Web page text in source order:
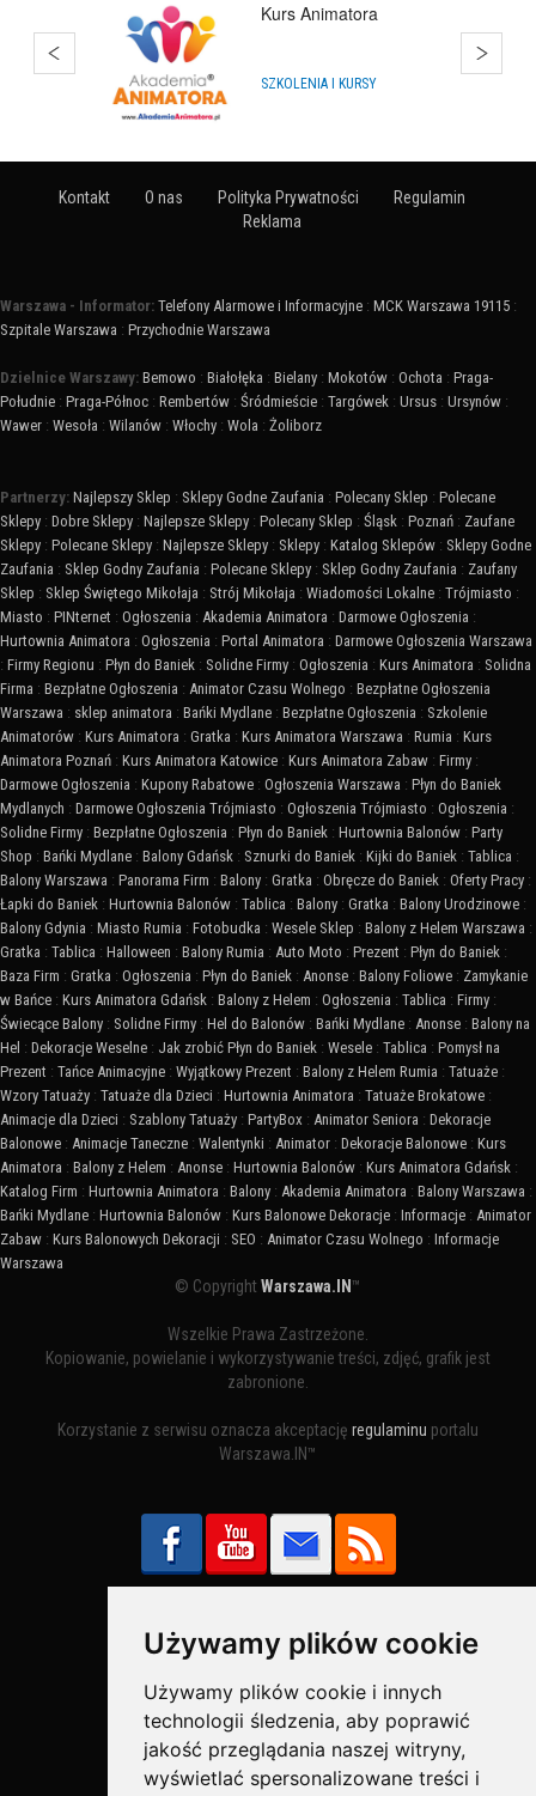
Używamy plików cookie
Używamy plików cookie i innych
technologii śledzenia, aby poprawić
jakość przeglądania naszej witryny,
wyświetlać spersonalizowane treści i
Kurs Animatora
SZKOLENIA I KURSY
Kontakt O nas Polityka Prywatności
Regulamin
Reklama
Warszawa - Informator: Telefony Alarmowe i Informacyjne : MCK Warszawa 19115 :
Szpitale Warszawa : Przychodnie Warszawa
Dzielnice Warszawy: Bemowo : Białołęka : Bielany : Mokotów : Ochota : Praga-
Południe : Praga-Północ : Rembertów : Śródmieście : Targówek : Ursus : Ursynów :
Wawer : Wesoła : Wilanów : Włochy : Wola : Żoliborz
Partnerzy: Najlepszy Sklep : Sklepy Godne Zaufania : Polecany Sklep : Polecane
Sklepy : Dobre Sklepy : Najlepsze Sklepy : Polecany Sklep : Śląsk : Poznań : Zaufane
Sklepy : Polecane Sklepy : Najlepsze Sklepy : Sklepy : Katalog Sklepów : Sklepy Godne
Zaufania : Sklep Godny Zaufania : Polecane Sklepy : Sklep Godny Zaufania : Zaufany
Sklep : Sklep Świętego Mikołaja : Strój Mikołaja : Wiadomości Lokalne : Trójmiasto :
Miasto : PINternet : Ogłoszenia : Akademia Animatora : Darmowe Ogłoszenia :
Hurtownia Animatora : Ogłoszenia : Portal Animatora : Darmowe Ogłoszenia Warszawa
: Firmy Regionu : Płyn do Baniek : Solidne Firmy : Ogłoszenia : Kurs Animatora : Solidna
Firma : Bezpłatne Ogłoszenia : Animator Czasu Wolnego : Bezpłatne Ogłoszenia
Warszawa : sklep animatora : Bańki Mydlane : Bezpłatne Ogłoszenia : Szkolenie
Animatorów : Kurs Animatora : Gratka : Kurs Animatora Warszawa : Rumia : Kurs
Animatora Poznań : Kurs Animatora Katowice : Kurs Animatora Zabaw : Firmy :
Darmowe Ogłoszenia : Kupony Rabatowe : Ogłoszenia Warszawa : Płyn do Baniek
Mydlanych : Darmowe Ogłoszenia Trójmiasto : Ogłoszenia Trójmiasto : Ogłoszenia :
Solidne Firmy : Bezpłatne Ogłoszenia : Płyn do Baniek : Hurtownia Balonów : Party
Shop : Bańki Mydlane : Balony Gdańsk : Sznurki do Baniek : Kijki do Baniek : Tablica :
Balony Warszawa : Panorama Firm : Balony : Gratka : Obręcze do Baniek : Oferty Pracy :
Łapki do Baniek : Hurtownia Balonów : Tablica : Balony : Gratka : Balony Urodzinowe :
Balony Gdynia : Miasto Rumia : Fotobudka : Wesele Sklep : Balony z Helem Warszawa :
Gratka : Tablica : Halloween : Balony Rumia : Auto Moto : Prezent : Płyn do Baniek :
Baza Firm : Gratka : Ogłoszenia : Płyn do Baniek : Anonse : Balony Foliowe : Zamykanie
w Bańce : Kurs Animatora Gdańsk : Balony z Helem : Ogłoszenia : Tablica : Firmy :
Świecące Balony : Solidne Firmy : Hel do Balonów : Bańki Mydlane : Anonse : Balony na
Hel : Dekoracje Weselne : Jak zrobić Płyn do Baniek : Wesele : Tablica : Pomysł na
Prezent : Tańce Animacyjne : Wyjątkowy Prezent : Balony z Helem Rumia : Tatuaże :
Wzory Tatuaży : Tatuaże dla Dzieci : Hurtownia Animatora : Tatuaże Brokatowe :
Animacje dla Dzieci : Szablony Tatuaży : PartyBox : Animator Seniora : Dekoracje
Balonowe : Animacje Taneczne : Walentynki : Animator : Dekoracje Balonowe : Kurs
Animatora : Balony z Helem : Anonse : Hurtownia Balonów : Kurs Animatora Gdańsk :
Katalog Firm : Hurtownia Animatora : Balony : Akademia Animatora : Balony Warszawa :
Bańki Mydlane : Hurtownia Balonów : Kurs Balonowe Dekoracje : Informacje : Animator
Zabaw : Kurs Balonowych Dekoracji : SEO : Animator Czasu Wolnego : Informacje
Warszawa
© CopyrightWarszawa.IN ™
Wszelkie Prawa Zastrzeżone.
Kopiowanie, powielanie i wykorzystywanie treści, zdjęć, grafik jest
zabronione.
Korzystanie z serwisu oznacza akceptację regulaminu portalu
Warszawa.IN™
Bezpieczne Płatności obsługuje: